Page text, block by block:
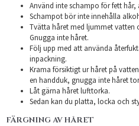
Använd inte schampo för fett
Schampot bör inte innehålla
Tvätta håret med ljummet vatten
Gnugga inte håret.
Följ upp med att använda
inpackning.
Krama försiktigt ur håret på
en handduk, gnugga inte håret
Låt gärna håret lufttorka.
Sedan kan du platta, locka och
FÄRGNING AV HÅRET